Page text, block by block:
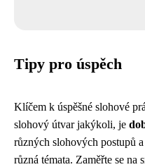
Tipy pro úspěch
Klíčem k úspěšné slohové
slohový útvar jakýkoli, je
různých slohových postupů
různá témata. Zaměřte se na